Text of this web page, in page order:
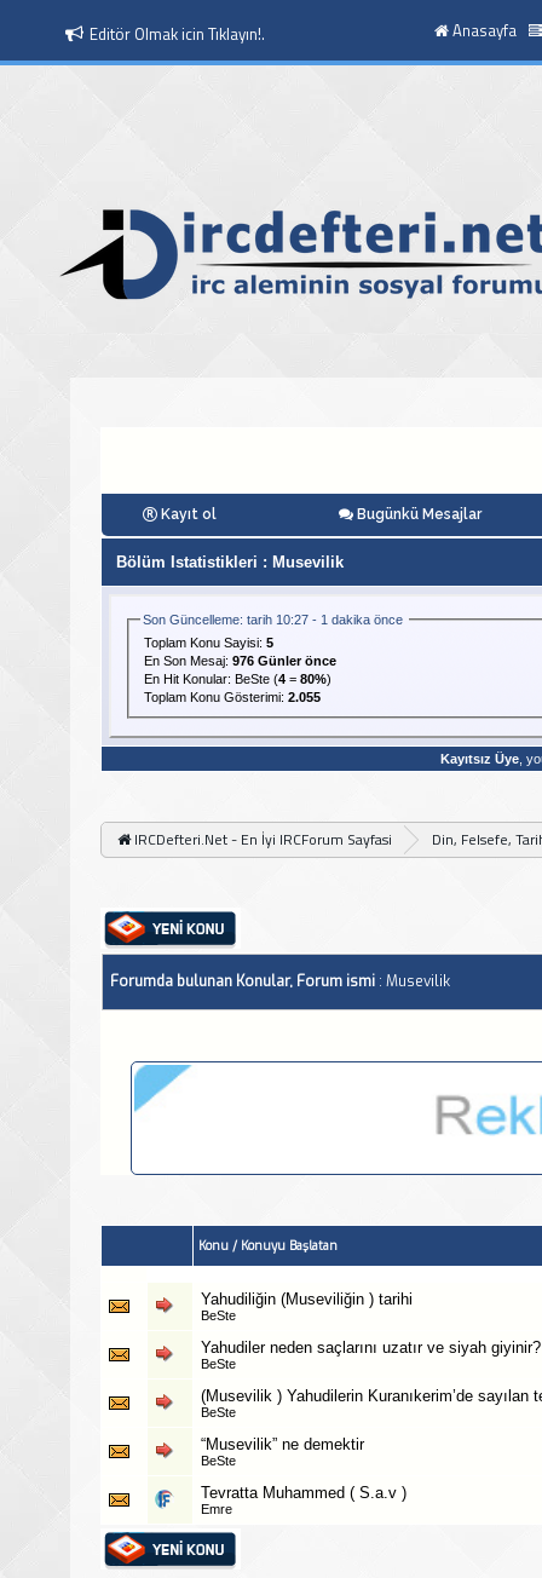
Editör Olmak icin Tıklayın!. Anasayfa
Kayıt ol Bugünkü Mesajlar
Bölüm Istatistikleri : Musevilik
Son Güncelleme: tarih 10:27 - 1 dakika önce
Toplam Konu Sayisi: 5
En Son Mesaj: 976 Günler önce
En Hit Konular: BeSte (4 = 80%)
Toplam Konu Gösterimi: 2.055
Kayıtsız Üye,
IRCDefteri.Net - En İyi IRCForum Sayfasi Din, Felsefe,
Forumda bulunan Konular, Forum ismi : Musevilik
Konu / Konuyu Başlatan
Yahudiliğin (Museviliğin ) tarihi
BeSte
Yahudiler neden saçlarını uzatır ve siyah giyinir?
BeSte
(Musevilik ) Yahudilerin Kuranıkerim’de sayılan
BeSte
“Musevilik” ne demektir
BeSte
Tevratta Muhammed ( S.a.v )
Emre